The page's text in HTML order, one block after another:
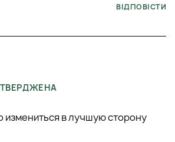
ВІДПОВІСТИ
измениться в лучшую сторону